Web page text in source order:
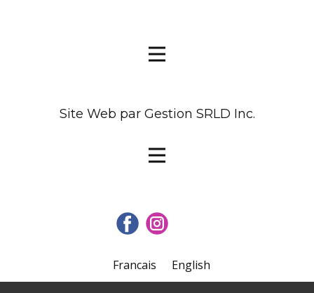
Site Web par Gestion SRLD Inc.